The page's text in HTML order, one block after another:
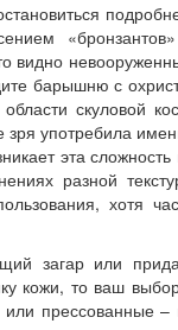
видно
барышню с
скуловой
зря употребила
эта сложность
разной
хотя
загар или
кожи, то ваш
прессованные –